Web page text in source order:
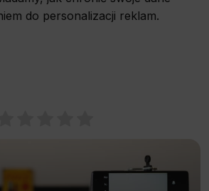
do personalizacji reklam.